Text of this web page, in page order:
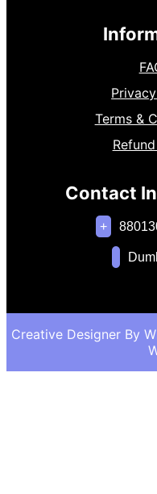
Terms &
Contact
+
Creative Designer By